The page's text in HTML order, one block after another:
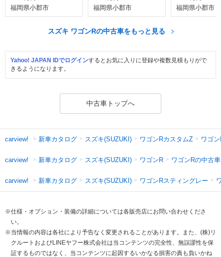
福岡県小郡市 福岡県小郡市 福岡県小郡市
スズキ ワゴンRの中古車をもっと見る
Yahoo! JAPAN IDでログインするとお気に入りに登録や複数見積もりがで
きるようになります。
中古車トップへ
carview! 新車カタログ スズキ(SUZUKI) ワゴンRカスタムZ ワゴ
carview! 新車カタログ スズキ(SUZUKI) ワゴンR ワゴンRの中古車
carview! 新車カタログ スズキ(SUZUKI) ワゴンRスティングレー
※仕様・オプション・装備の詳細については各販売店にお問い合わせくださ
い。
※当情報の内容は各社により予告なく変更されることがあります。また、(株)リ
クルートおよびLINEヤフー株式会社は当コンテンツの完全性、無誤謬性を保
証するものではなく、当コンテンツに起因するいかなる損害の責も負いかね